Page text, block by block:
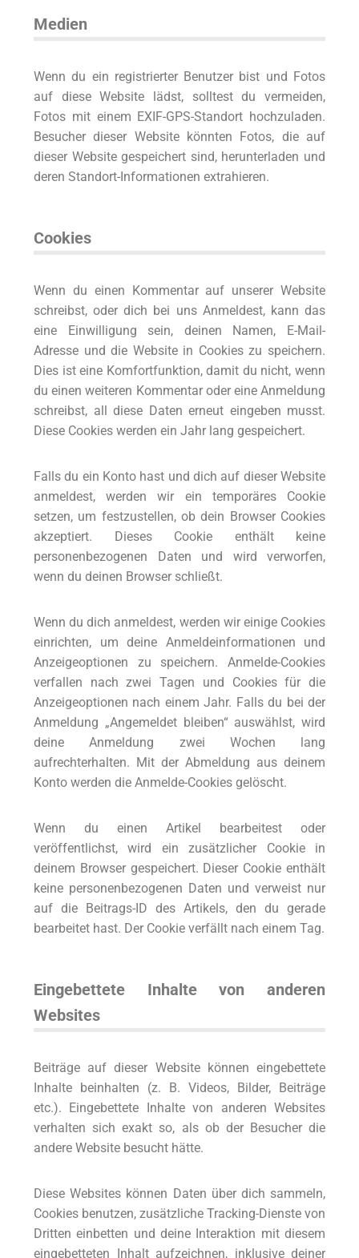
Medien
Wenn du ein registrierter Benutzer bist und Fotos
auf diese Website lädst, solltest du vermeiden,
Fotos mit einem EXIF-GPS-Standort hochzuladen.
Besucher dieser Website könnten Fotos, die auf
dieser Website gespeichert sind, herunterladen und
deren Standort-Informationen extrahieren.
Cookies
Wenn du einen Kommentar auf unserer Website
schreibst, oder dich bei uns Anmeldest, kann das
eine Einwilligung sein, deinen Namen, E-Mail-
Adresse und die Website in Cookies zu speichern.
Dies ist eine Komfortfunktion, damit du nicht, wenn
du einen weiteren Kommentar oder eine Anmeldung
schreibst, all diese Daten erneut eingeben musst.
Diese Cookies werden ein Jahr lang gespeichert.
Falls du ein Konto hast und dich auf dieser Website
anmeldest, werden wir ein temporäres Cookie
setzen, um festzustellen, ob dein Browser Cookies
akzeptiert. Dieses Cookie enthält keine
personenbezogenen Daten und wird verworfen,
wenn du deinen Browser schließt.
Wenn du dich anmeldest, werden wir einige Cookies
einrichten, um deine Anmeldeinformationen und
Anzeigeoptionen zu speichern. Anmelde-Cookies
verfallen nach zwei Tagen und Cookies für die
Anzeigeoptionen nach einem Jahr. Falls du bei der
Anmeldung „Angemeldet bleiben“ auswählst, wird
deine Anmeldung zwei Wochen lang
aufrechterhalten. Mit der Abmeldung aus deinem
Konto werden die Anmelde-Cookies gelöscht.
Wenn du einen Artikel bearbeitest oder
veröffentlichst, wird ein zusätzlicher Cookie in
deinem Browser gespeichert. Dieser Cookie enthält
keine personenbezogenen Daten und verweist nur
auf die Beitrags-ID des Artikels, den du gerade
bearbeitet hast. Der Cookie verfällt nach einem Tag.
Eingebettete Inhalte von anderen
Websites
Beiträge auf dieser Website können eingebettete
Inhalte beinhalten (z. B. Videos, Bilder, Beiträge
etc.). Eingebettete Inhalte von anderen Websites
verhalten sich exakt so, als ob der Besucher die
andere Website besucht hätte.
Diese Websites können Daten über dich sammeln,
Cookies benutzen, zusätzliche Tracking-Dienste von
Dritten einbetten und deine Interaktion mit diesem
eingebetteten Inhalt aufzeichnen, inklusive deiner